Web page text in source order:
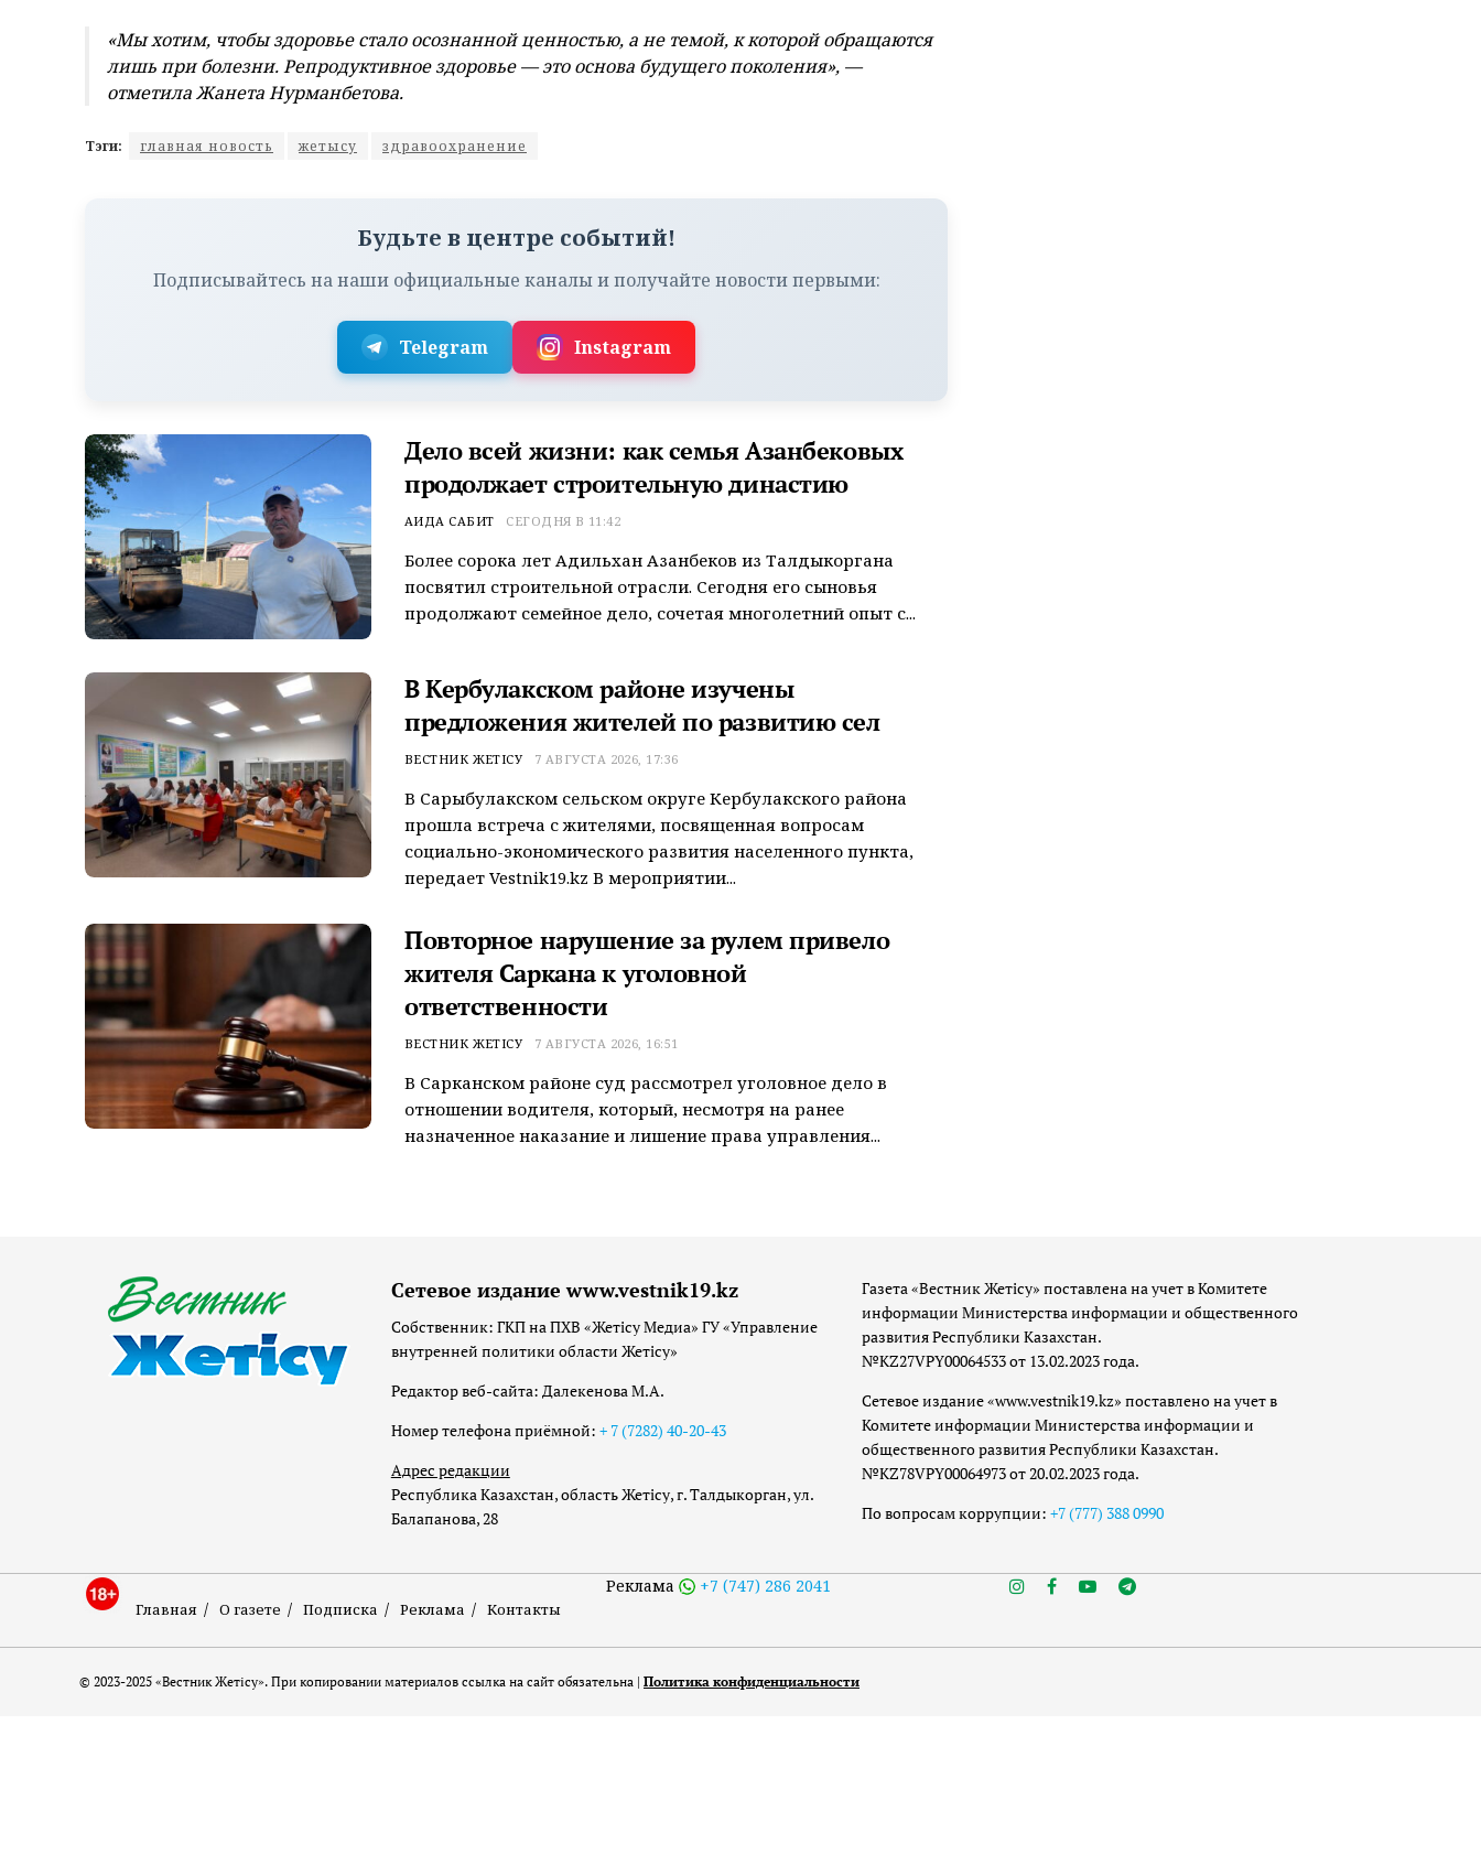
«Мы хотим, чтобы здоровье стало осознанной ценностью, а не темой, к которой обращаются
лишь при болезни. Репродуктивное здоровье — это основа будущего поколения», —
отметила Жанета Нурманбетова.
Тэги: главная новость жетысу здравоохранение
Будьте в центре событий!
Подписывайтесь на наши официальные каналы и получайте новости первыми:
Telegram Instagram
Дело всей жизни: как семья Азанбековых
продолжает строительную династию
АИДА САБИТ СЕГОДНЯ В 11:42
Более сорока лет Адильхан Азанбеков из Талдыкоргана
посвятил строительной отрасли. Сегодня его сыновья
продолжают семейное дело, сочетая многолетний опыт с...
В Кербулакском районе изучены
предложения жителей по развитию сел
ВЕСТНИК ЖЕТІСУ 7 АВГУСТА 2026, 17:36
В Сарыбулакском сельском округе Кербулакского района
прошла встреча с жителями, посвященная вопросам
социально-экономического развития населенного пункта,
передает Vestnik19.kz В мероприятии...
Повторное нарушение за рулем привело
жителя Саркана к уголовной
ответственности
ВЕСТНИК ЖЕТІСУ 7 АВГУСТА 2026, 16:51
В Сарканском районе суд рассмотрел уголовное дело в
отношении водителя, который, несмотря на ранее
назначенное наказание и лишение права управления...
Сетевое издание www.vestnik19.kz
Собственник: ГКП на ПХВ «Жетісу Медиа» ГУ «Управление
внутренней политики области Жетісу»
Редактор веб-сайта: Далекенова М.А.
Номер телефона приёмной: + 7 (7282) 40-20-43
Адрес редакции
Республика Казахстан, область Жетісу, г. Талдыкорган, ул.
Балапанова, 28
Газета «Вестник Жетісу» поставлена на учет в Комитете
информации Министерства информации и общественного
развития Республики Казахстан.
№KZ27VPY00064533 от 13.02.2023 года.
Сетевое издание «www.vestnik19.kz» поставлено на учет в
Комитете информации Министерства информации и
общественного развития Республики Казахстан.
№KZ78VPY00064973 от 20.02.2023 года.
По вопросам коррупции: +7 (777) 388 0990
Главная О газете Подписка Реклама Контакты
Реклама +7 (747) 286 2041
© 2023-2025 «Вестник Жетісу». При копировании материалов ссылка на сайт обязательна | Политика конфиденциальности